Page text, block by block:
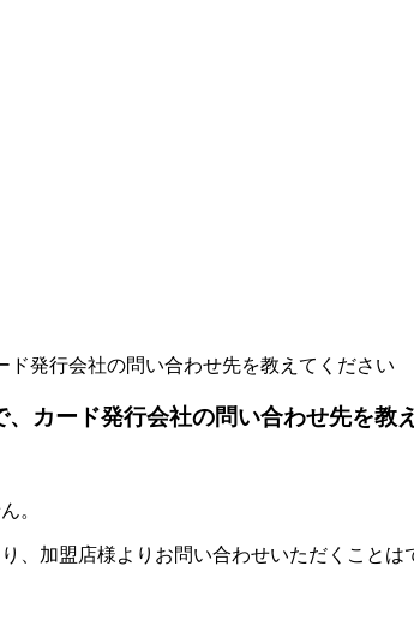
ド発行会社の問い合わせ先を教えてください
カード発行会社の問い合わせ先を教
。
加盟店様よりお問い合わせいただくことは